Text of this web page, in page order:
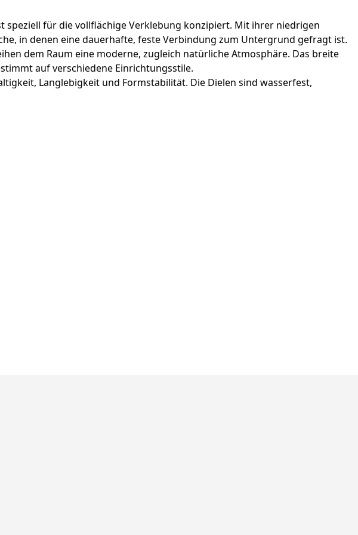
speziell für die vollflächige Verklebung konzipiert. Mit ihrer niedrigen
in denen eine dauerhafte, feste Verbindung zum Untergrund gefragt ist.
dem Raum eine moderne, zugleich natürliche Atmosphäre. Das breite
auf verschiedene Einrichtungsstile.
Langlebigkeit und Formstabilität. Die Dielen sind wasserfest,